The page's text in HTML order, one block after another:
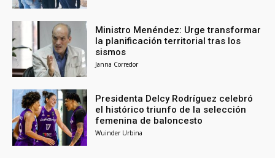
Ministro Menéndez: Urge transformar
la planificación territorial tras los
sismos
Janna Corredor
Presidenta Delcy Rodríguez celebró
el histórico triunfo de la selección
femenina de baloncesto
Wuinder Urbina